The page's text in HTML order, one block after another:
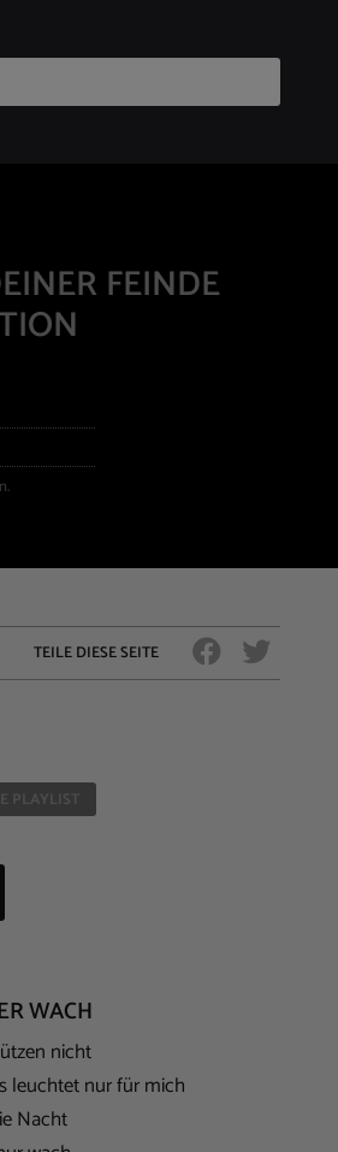
FEINDE
TEILE DIESE SEITE
PLAYLIST
WACH
nicht
leuchtet nur für mich
Nacht